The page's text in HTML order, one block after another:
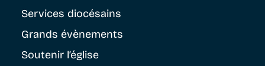
Services diocésains
Grands évènements
Soutenir l’église